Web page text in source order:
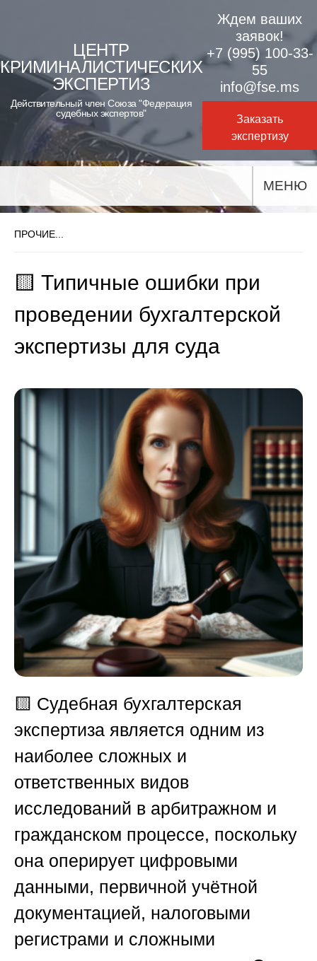
content
ЦЕНТР
КРИМИНАЛИСТИЧЕСКИХ
ЭКСПЕРТИЗ
Действительный член Союза "Федерация
судебных экспертов"
Ждем ваших
заявок!
+7 (995) 100-33-
55
info@fse.ms
Заказать
экспертизу
МЕНЮ
ПРОЧИЕ...
🟨 Типичные ошибки при
проведении бухгалтерской
экспертизы для суда
🟨 Судебная бухгалтерская
экспертиза является одним из
наиболее сложных и
ответственных видов
исследований в арбитражном и
гражданском процессе, поскольку
она оперирует цифровыми
данными, первичной учётной
документацией, налоговыми
регистрами и сложными